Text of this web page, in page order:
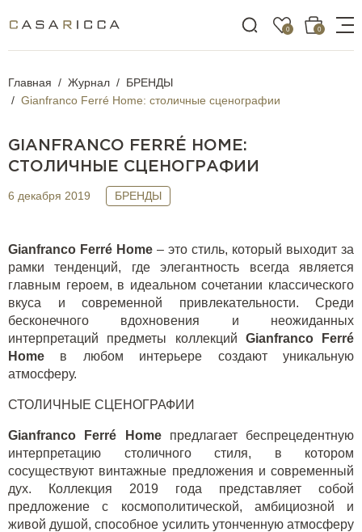
0 0
Главная Журнал
БРЕНДЫ
Gianfranco Ferré Home: столичные сценографии
GIANFRANCO FERRÉ HOME:
СТОЛИЧНЫЕ СЦЕНОГРАФИИ
6 декабря 2019 БРЕНДЫ
Gianfranco Ferré Home – это стиль, который выходит за
рамки тенденций, где элегантность всегда является
главным героем, в идеальном сочетании классического
вкуса и современной привлекательности. Среди
бесконечного вдохновения и неожиданных
интерпретаций предметы коллекций
Gianfranco Ferré
Home в любом интерьере создают уникальную
атмосферу.
СТОЛИЧНЫЕ СЦЕНОГРАФИИ
Gianfranco Ferré Home
предлагает беспрецедентную
интерпретацию столичного стиля, в котором
сосуществуют винтажные предложения и современный
дух. Коллекция 2019 года представляет собой
предложение с космополитической, амбициозной и
живой душой, способное усилить утонченную атмосферу